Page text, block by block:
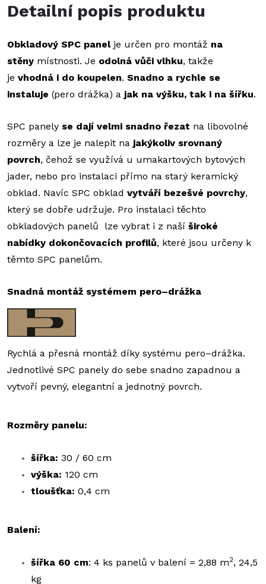
Detailní popis produktu
Obkladový SPC panelje určen pro montáž na
stěny místnosti. Je odolná vůči vlhku, takže
je vhodná i do koupelen. Snadno a rychle se
instaluje (pero drážka) a jak na výšku, tak i na šířku.
SPC panely se dají velmi snadno řezat na libovolné
rozměry a lze je nalepit na jakýkoliv srovnaný
povrch, čehož se využívá u umakartových bytových
jader, nebo pro instalaci přímo na starý keramický
obklad. Navíc SPC obklad vytváří bezešvé povrchy,
který se dobře udržuje. Pro instalaci těchto
obkladových panelů lze vybrat i z naší široké
nabídky dokončovacích profilů, které jsou určeny k
těmto SPC panelům.
Snadná montáž systémem pero–drážka
Rychlá a přesná montáž díky systému pero–drážka.
Jednotlivé SPC panely do sebe snadno zapadnou a
vytvoří pevný, elegantní a jednotný povrch.
Rozměry panelu:
šířka: 30 / 60 cm
výška: 120 cm
tloušťka: 0,4 cm
Balení:
šířka 60 cm: 4 ks panelů v balení = 2,88 m2, 24,5
kg